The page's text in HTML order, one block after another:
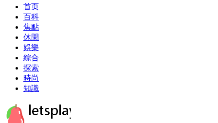
首页
百科
焦點
休閑
娛樂
綜合
探索
時尚
知識